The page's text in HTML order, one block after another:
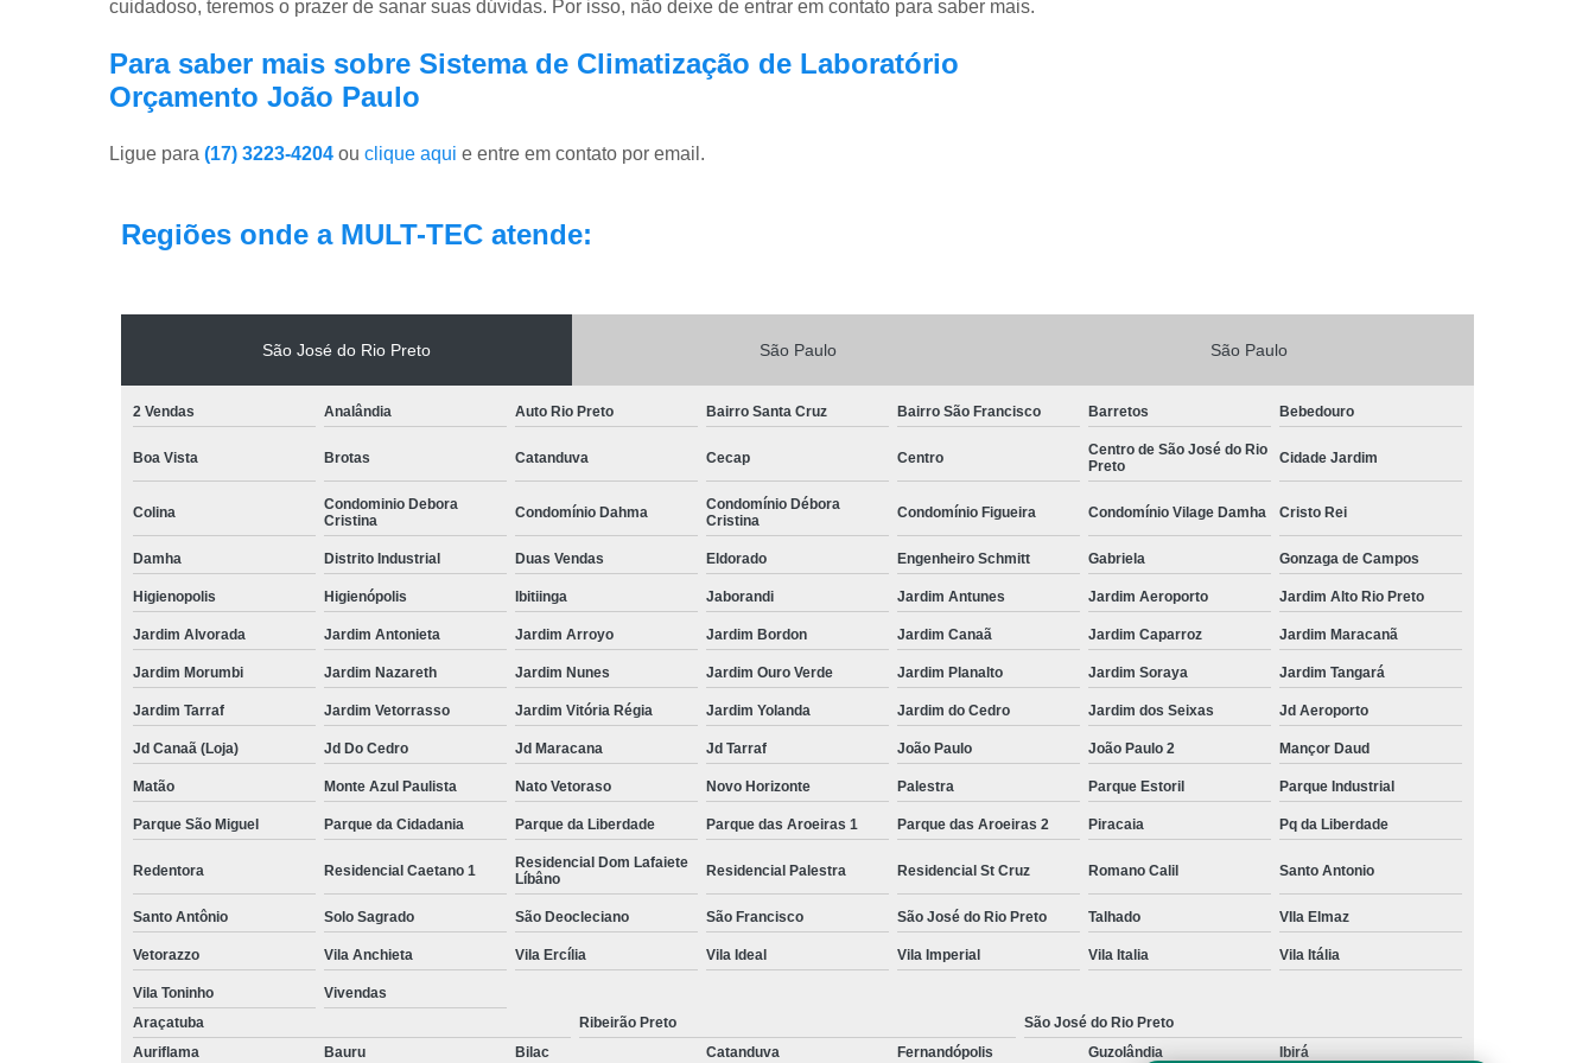
cuidadoso, teremos o prazer de sanar suas dúvidas. Por isso, não deixe de entrar em contato para saber mais.
Para saber mais sobre Sistema de Climatização de Laboratório
Orçamento João Paulo
Ligue para (17) 3223-4204 ou clique aqui e entre em contato por email.
Regiões onde a MULT-TEC atende:
São José do Rio Preto São Paulo São Paulo
2 Vendas Analândia Auto Rio Preto Bairro Santa Cruz Bairro São Francisco Barretos Bebedouro
Boa Vista Brotas Catanduva Cecap Centro
Centro de São José do Rio
Preto
Cidade Jardim
Colina
Condominio Debora
Cristina
Condomínio Dahma
Condomínio Débora
Cristina
Condomínio Figueira Condomínio Vilage Damha Cristo Rei
Damha Distrito Industrial Duas Vendas Eldorado Engenheiro Schmitt Gabriela Gonzaga de Campos
Higienopolis Higienópolis Ibitiinga Jaborandi Jardim Antunes Jardim Aeroporto Jardim Alto Rio Preto
Jardim Alvorada Jardim Antonieta Jardim Arroyo Jardim Bordon Jardim Canaã Jardim Caparroz Jardim Maracanã
Jardim Morumbi Jardim Nazareth Jardim Nunes Jardim Ouro Verde Jardim Planalto Jardim Soraya Jardim Tangará
Jardim Tarraf Jardim Vetorrasso Jardim Vitória Régia Jardim Yolanda Jardim do Cedro Jardim dos Seixas Jd Aeroporto
Jd Canaã (Loja) Jd Do Cedro Jd Maracana Jd Tarraf João Paulo João Paulo 2 Mançor Daud
Matão Monte Azul Paulista Nato Vetoraso Novo Horizonte Palestra Parque Estoril Parque Industrial
Parque São Miguel Parque da Cidadania Parque da Liberdade Parque das Aroeiras 1 Parque das Aroeiras 2 Piracaia Pq da Liberdade
Redentora Residencial Caetano 1
Residencial Dom Lafaiete
Líbâno
Residencial Palestra Residencial St Cruz Romano Calil Santo Antonio
Santo Antônio Solo Sagrado São Deocleciano São Francisco São José do Rio Preto Talhado VIla Elmaz
Vetorazzo Vila Anchieta Vila Ercília Vila Ideal Vila Imperial Vila Italia Vila Itália
Vila Toninho
Vivendas
Araçatuba
Ribeirão Preto
São José do Rio Preto
Auriflama
Bauru Bilac Catanduva Fernandópolis Guzolândia Ibirá